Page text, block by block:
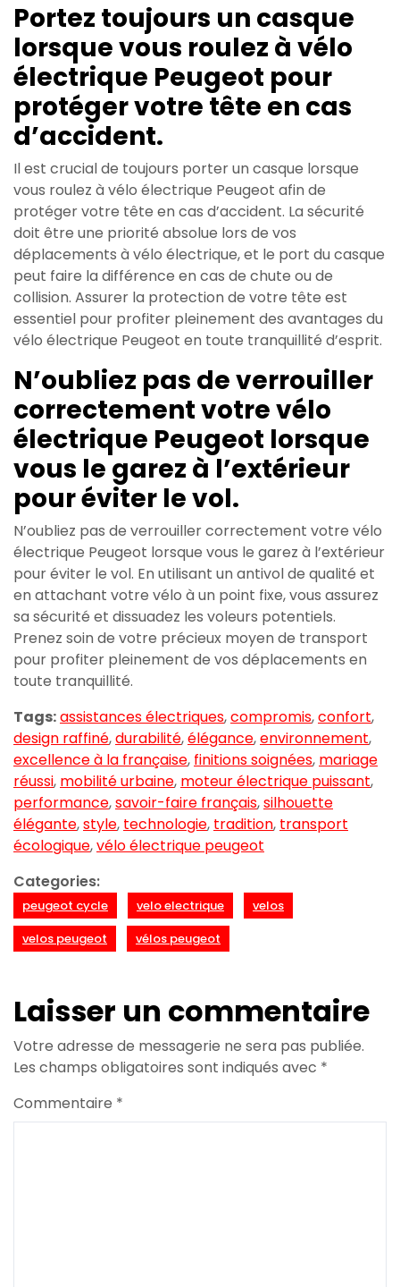
Portez toujours un casque
lorsque vous roulez à vélo
électrique Peugeot pour
protéger votre tête en cas
d’accident.
Il est crucial de toujours porter un casque lorsque
vous roulez à vélo électrique Peugeot afin de
protéger votre tête en cas d’accident. La sécurité
doit être une priorité absolue lors de vos
déplacements à vélo électrique, et le port du casque
peut faire la différence en cas de chute ou de
collision. Assurer la protection de votre tête est
essentiel pour profiter pleinement des avantages du
vélo électrique Peugeot en toute tranquillité d’esprit.
N’oubliez pas de verrouiller
correctement votre vélo
électrique Peugeot lorsque
vous le garez à l’extérieur
pour éviter le vol.
N’oubliez pas de verrouiller correctement votre vélo
électrique Peugeot lorsque vous le garez à l’extérieur
pour éviter le vol. En utilisant un antivol de qualité et
en attachant votre vélo à un point fixe, vous assurez
sa sécurité et dissuadez les voleurs potentiels.
Prenez soin de votre précieux moyen de transport
pour profiter pleinement de vos déplacements en
toute tranquillité.
Tags:assistances électriques,compromis,confort,
design raffiné,durabilité,élégance,environnement,
excellence à la française, finitions soignées, mariage
réussi, mobilité urbaine, moteur électrique puissant,
performance,savoir-faire français,silhouette
élégante,style, technologie, tradition, transport
écologique,vélo électrique peugeot
Categories:
peugeot cycle velo electrique
velos
velos peugeot
vélos peugeot
Laisser un commentaire
Votre adresse de messagerie ne sera pas publiée.
Les champs obligatoires sont indiqués avec *
Commentaire *